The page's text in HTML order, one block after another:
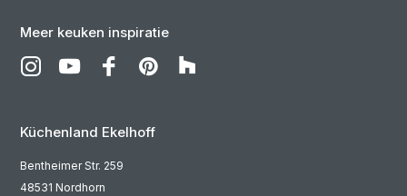
Meer keuken inspiratie
Küchenland Ekelhoff
Bentheimer Str. 259
48531 Nordhorn